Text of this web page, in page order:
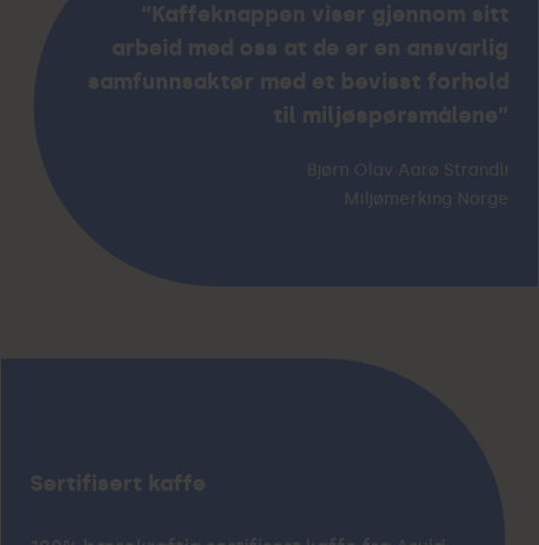
“Kaffeknappen viser gjennom sitt
arbeid med oss at de er en ansvarlig
samfunnsaktør med et bevisst forhold
til miljøspørsmålene”
Bjørn Olav Aarø Strandli
Miljømerking Norge
Sertifisert kaffe